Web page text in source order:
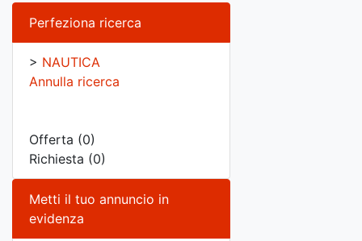
Perfeziona ricerca
> NAUTICA
Annulla ricerca
Offerta (0)
Richiesta (0)
Metti il tuo annuncio in
evidenza